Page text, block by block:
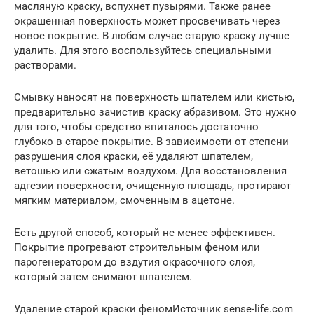
масляную краску, вспухнет пузырями. Также ранее
окрашенная поверхность может просвечивать через
новое покрытие. В любом случае старую краску лучше
удалить. Для этого воспользуйтесь специальными
растворами.
Смывку наносят на поверхность шпателем или кистью,
предварительно зачистив краску абразивом. Это нужно
для того, чтобы средство впиталось достаточно
глубоко в старое покрытие. В зависимости от степени
разрушения слоя краски, её удаляют шпателем,
ветошью или сжатым воздухом. Для восстановления
адгезии поверхности, очищенную площадь, протирают
мягким материалом, смоченным в ацетоне.
Есть другой способ, который не менее эффективен.
Покрытие прогревают строительным феном или
парогенератором до вздутия окрасочного слоя,
который затем снимают шпателем.
Удаление старой краски феномИсточник sense-life.com